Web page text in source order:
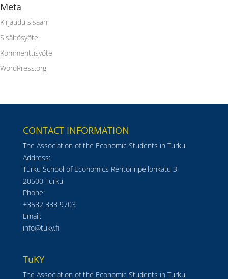
Meta
Kirjaudu sisään
Sisältösyöte
Kommenttisyöte
WordPress.org
CONTACT INFORMATION
The Association of the Economic Students in Turku
Address:
Turku School of Economics Rehtorinpellonkatu 3
20500 Turku
Phone:
+3582 333 9703
Email:
info@tuky.fi
TuKY
The Association of the Economic Students in Turku